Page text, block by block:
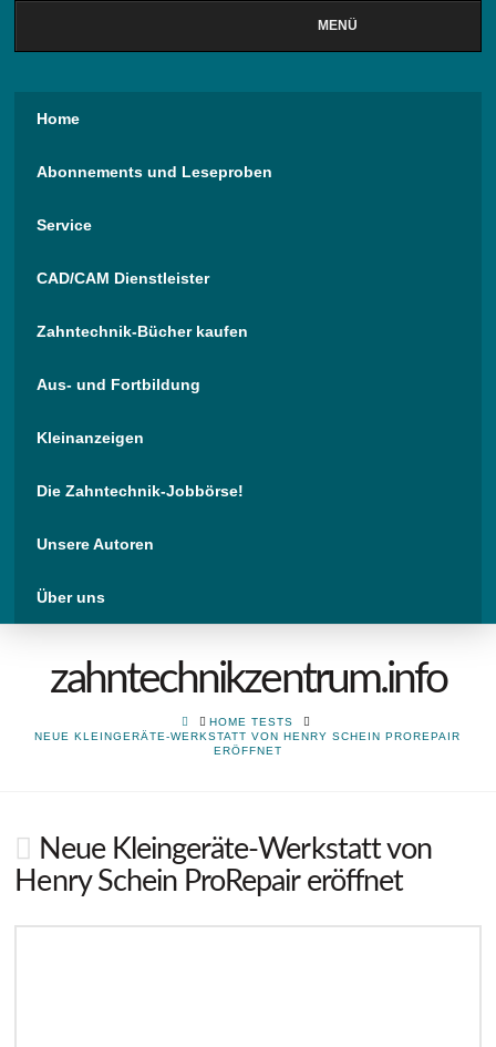
MENÜ
Home
Abonnements und Leseproben
Service
CAD/CAM Dienstleister
Zahntechnik-Bücher kaufen
Aus- und Fortbildung
Kleinanzeigen
Die Zahntechnik-Jobbörse!
Unsere Autoren
Über uns
zahntechnikzentrum.info
HOMEHOME TESTS
NEUE KLEINGERÄTE-WERKSTATT VON HENRY SCHEIN PROREPAIR
ERÖFFNET
Neue Kleingeräte-Werkstatt von
Henry Schein ProRepair eröffnet